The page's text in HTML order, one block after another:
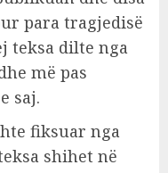
para tragjedisë
teksa dilte nga
më pas
saj.
fiksuar nga
shihet në